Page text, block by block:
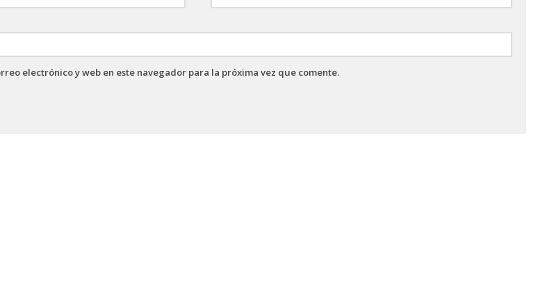
electrónico y web en este navegador para la próxima vez que comente.